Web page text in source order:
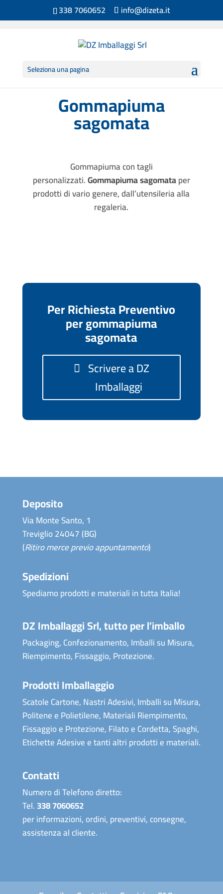
338 7060652 info@dizeta.it
Seleziona una pagina
Gommapiuma
sagomata
Gommapiuma con tagli
personalizzati.Gommapiuma sagomataper
prodotti di vario genere, dall’utensileria alla
regaleria.
Per Richiesta Preventivo
per gommapiuma
sagomata
Scrivere a DZ
Imballaggi
Deposito
Via Monte Santo, 1
Treviglio 24047 (BG)
(Ritiro merce previo appuntamento)
Spedizioni
Spediamo prodotti e materiali in tutta Italia!
DZ Imballaggi Srl, tutto per l’imballo
Packaging, Confezionamento, Imballi su Misura,
Riempimento, Fissaggio, Protezione.
Prodotti Imballaggio
Scatole Cartone, Nastri Adesivi, Imballi su Misura,
Politene e Polietilene, Materiali Riempimento,
Fissaggio e Protezione, Filato e Cordetta, Spaghi,
Etichette Adesive e tanti altri prodotti e materiali.
Contatti
Numero di Telefono diretto:
Tel.338 7060652
per informazioni, ordini, preventivi, consegne,
assistenza al cliente.